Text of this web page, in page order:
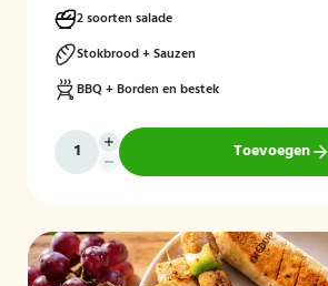
2 soorten salade
Stokbrood + Sauzen
BBQ + Borden en bestek
Toevoegen